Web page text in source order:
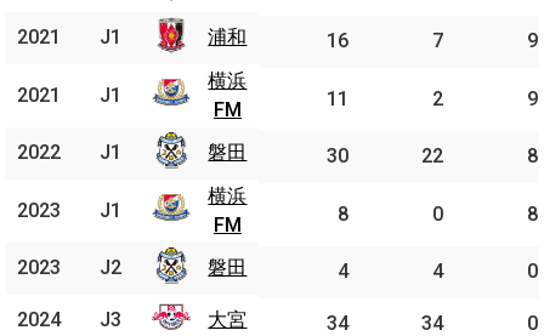
2021 浦和 16 7 9
2021
横浜
FM
11 2 9
2022 磐田 30 22 8
2023
横浜
FM
8 0 8
2023 磐田 4 4 0
2024 大宮 34 34 0
2021 J1 浦和
2021 J1
横浜
FM
2022
J1 磐田
2023 J1
横浜
FM
2023
J2 磐田
2024 J3 大宮